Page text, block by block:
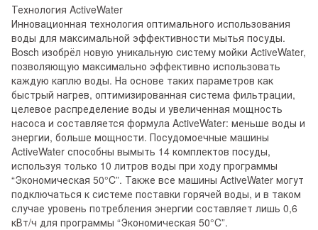
Технология ActiveWater
Инновационная технология оптимального использования
воды для максимальной эффективности мытья посуды.
Bosch изобрёл новую уникальную систему мойки ActiveWater,
позволяющую максимально эффективно использовать
каждую каплю воды. На основе таких параметров как
быстрый нагрев, оптимизированная система фильтрации,
целевое распределение воды и увеличенная мощность
насоса и составляется формула ActiveWater: меньше воды и
энергии, больше мощности. Посудомоечные машины
ActiveWater способны вымыть 14 комплектов посуды,
используя только 10 литров воды при ходу программы
“Экономическая 50°C”. Также все машины ActiveWater могут
подключаться к системе поставки горячей воды, и в таком
случае уровень потребления энергии составляет лишь 0,6
кВт/ч для программы “Экономическая 50°C”.